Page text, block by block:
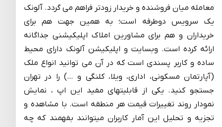
معامله میان فروشنده و خریدار زودتر فراهم می گردد. آلونک
یک سرویس دوطرفه است؛ به همین جهت هم برای
خریداران و هم برای مشاورین املاک اپلیکیشنی جداگانه
ارائه کرده است. وبسایت و اپلیکیشن آلونک دارای محیط
ساده و کاربر پسندی است که در آن می توانید انواع ملک
(آپارتمان مسکونی، اداری، ویلا، کلنگی و …) را در تهران
جستجو کنید. یکی از قابلیتهای مفید این اپ ، نمایش
نمودار روند تغییرات قیمت هر منطقه است. با مشاهده و
تجزیه و تحلیل این آمار کاربران میتوانند بفهمند که چه